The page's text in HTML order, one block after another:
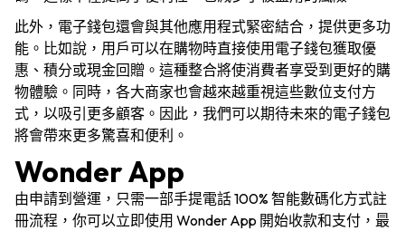
此外，電子錢包還會與其他應用程式緊密結合，提供更多功
能。比如說，用戶可以在購物時直接使用電子錢包獲取優
惠、積分或現金回贈。這種整合將使消費者享受到更好的購
物體驗。同時，各大商家也會越來越重視這些數位支付方
式，以吸引更多顧客。因此，我們可以期待未來的電子錢包
將會帶來更多驚喜和便利。
Wonder App
由申請到營運，只需一部手提電話 100% 智能數碼化方式註
冊流程，你可以立即使用 Wonder App 開始收款和支付，最